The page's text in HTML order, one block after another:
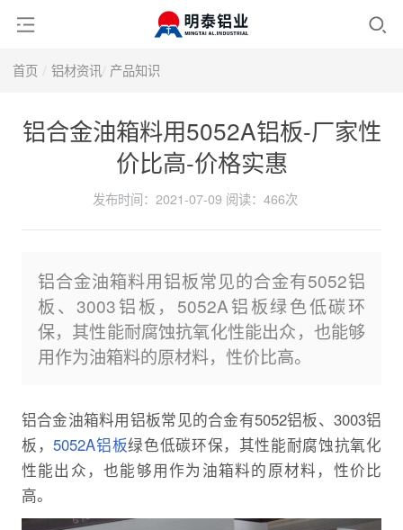
首页 铝材资讯 产品知识
铝合金油箱料用5052A铝板-厂家性
价比高-价格实惠
发布时间：2021-07-09 阅读： 466次
铝合金油箱料用铝板常见的合金有5052铝
板、3003铝板，5052A铝板绿色低碳环
保，其性能耐腐蚀抗氧化性能出众，也能够
用作为油箱料的原材料，性价比高。
铝合金油箱料用铝板常见的合金有5052铝板、3003铝
板，5052A铝板绿色低碳环保，其性能耐腐蚀抗氧化
性能出众，也能够用作为油箱料的原材料，性价比
高。